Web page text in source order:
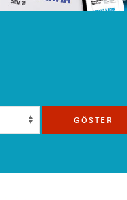
GÖSTER